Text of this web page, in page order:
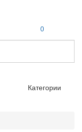
0
Категории